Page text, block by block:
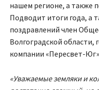
нашем регионе, а также
Подводит итоги года, а
поздравлений член
Волгоградской области,
компании «Пересвет-
«Уважаемые земляки и